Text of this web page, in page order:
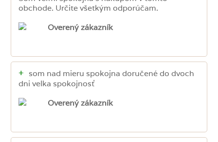
obchode. Určite všetkým odporúčam.
Overený zákazník
+ som nad mieru spokojna doručené do dvoch
dni velka spokojnosť
Overený zákazník